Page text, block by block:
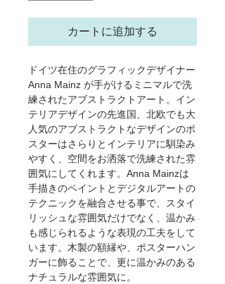
カートに追加する
ドイツ在住のグラフィックデザイナー
Anna Mainz が手がけるミニマルで洗
練されたアブストラクトアート。イン
テリアデザインの先進国、北欧でも大
人気のアブストラクトなデザインのポ
スターはさらりとインテリアに馴染み
やすく、空間をお洒落で洗練された雰
囲気にしてくれます。Anna Mainzは
手描きのペイントとデジタルアートの
テクニックを融合させる事で、スタイ
リッシュな雰囲気だけでなく、温かみ
も感じられるような表現の工夫をして
います。木製の額縁や、ポスターハン
ガーに飾ることで、更に温かみのある
ナチュラルな雰囲気に。